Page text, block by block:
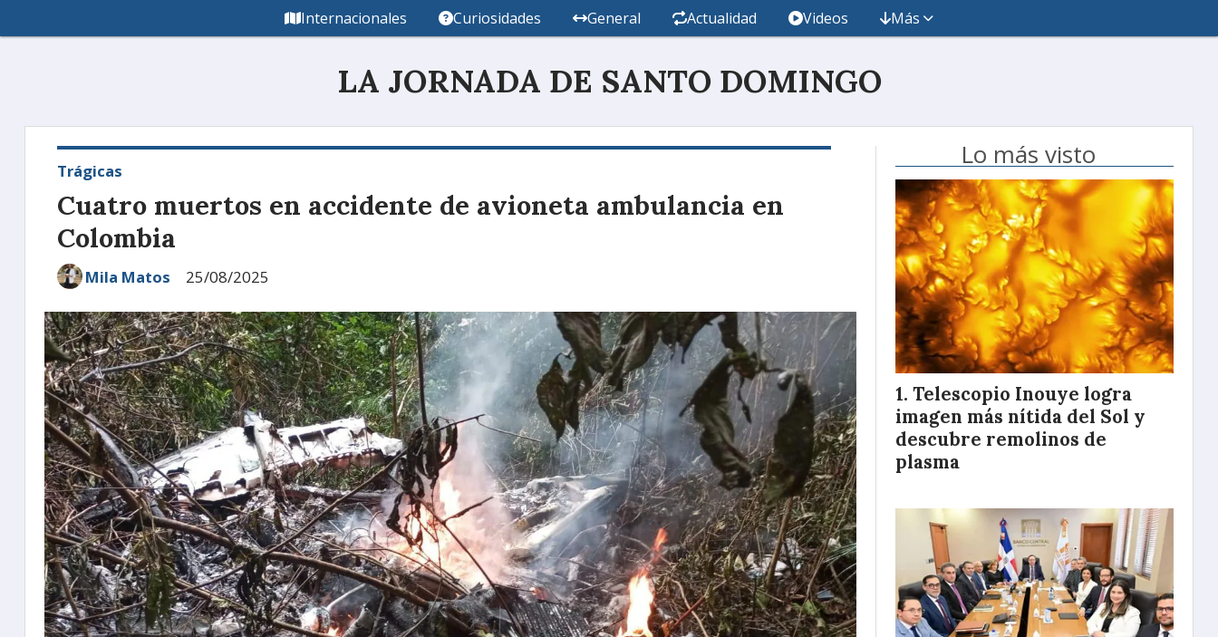
LA JORNADA DE SANTO DOMINGO
Internacionales Curiosidades General Actualidad Videos Más
Cuatro muertos en accidente de avioneta ambulancia en
Colombia
Trágicas
25/08/2025
Mila Matos
Lo más visto
Telescopio Inouye logra
imagen más nítida del Sol y
descubre remolinos de
plasma